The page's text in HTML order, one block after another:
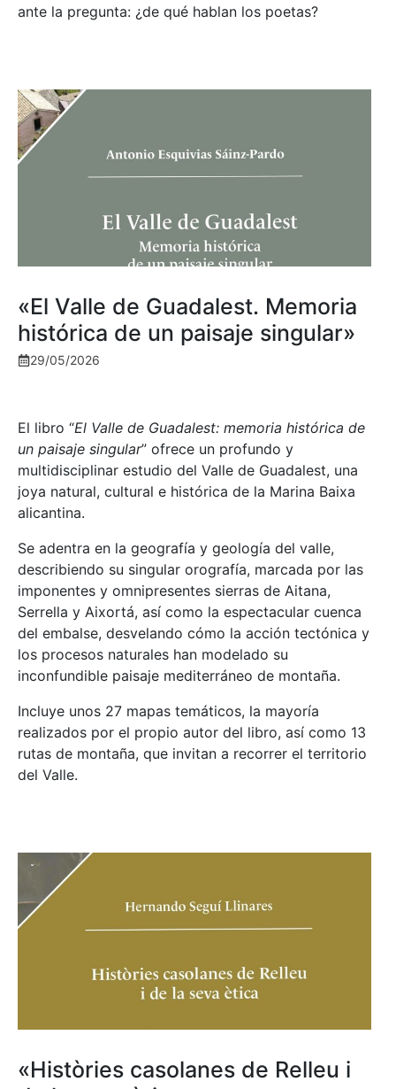
ante la pregunta: ¿de qué hablan los poetas?
«El Valle de Guadalest. Memoria
histórica de un paisaje singular»
29/05/2026
El libro “El Valle de Guadalest: memoria histórica de
un paisaje singular” ofrece un profundo y
multidisciplinar estudio del Valle de Guadalest, una
joya natural, cultural e histórica de la Marina Baixa
alicantina.
Se adentra en la geografía y geología del valle,
describiendo su singular orografía, marcada por las
imponentes y omnipresentes sierras de Aitana,
Serrella y Aixortá, así como la espectacular cuenca
del embalse, desvelando cómo la acción tectónica y
los procesos naturales han modelado su
inconfundible paisaje mediterráneo de montaña.
Incluye unos 27 mapas temáticos, la mayoría
realizados por el propio autor del libro, así como 13
rutas de montaña, que invitan a recorrer el territorio
del Valle.
«Històries casolanes de Relleu i